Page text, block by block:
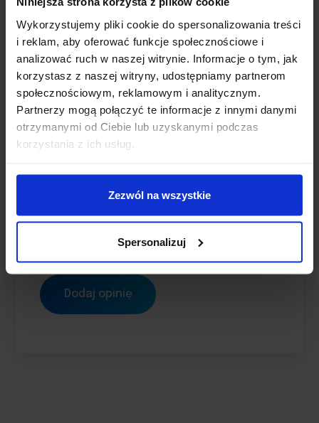
Wykorzystujemy pliki cookie do spersonalizowania treści
i reklam, aby oferować funkcje społecznościowe i
analizować ruch w naszej witrynie. Informacje o tym, jak
korzystasz z naszej witryny, udostępniamy partnerom
społecznościowym, reklamowym i analitycznym.
Partnerzy mogą połączyć te informacje z innymi danymi
otrzymanymi od Ciebie lub uzyskanymi podczas
korzystania z ich usług.
Zezwól na wszystkie
Spersonalizuj
UPUŚĆ PLIK, LUB KLIKNIJ
TUTAJ
Limit: 10 plików
Nazwa *
Zapamiętaj moje dane w tej
przeglądarce podczas pisania
kolejnych komentarzy.